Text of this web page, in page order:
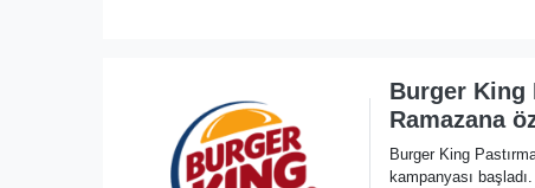
Burger King
Ramazana
Burger King
kampanyası